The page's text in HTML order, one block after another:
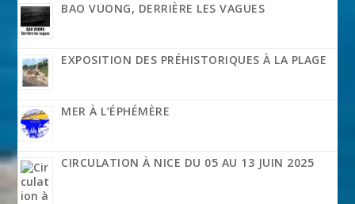
BAO VUONG, DERRIÈRE LES VAGUES
EXPOSITION DES PRÉHISTORIQUES À LA PLAGE
MER À L’ÉPHÉMÈRE
CIRCULATION À NICE DU 05 AU 13 JUIN 2025